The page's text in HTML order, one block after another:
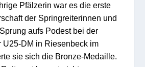
Pfälzerin war es die erste
der Springreiterinnen und
aufs Podest bei der
U25-DM in Riesenbeck im
sie sich die Bronze-Medaille.